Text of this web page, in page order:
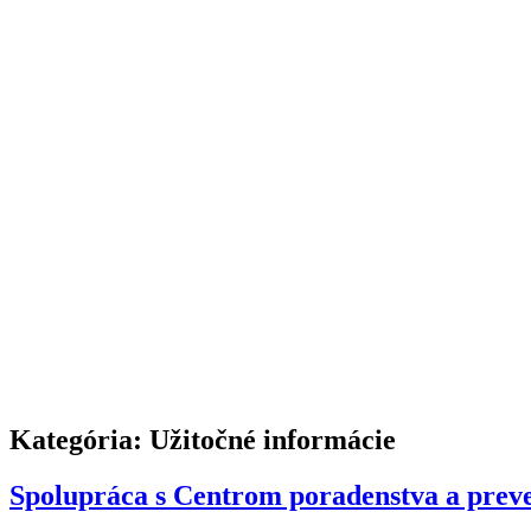
Kategória: Užitočné informácie
Spolupráca s Centrom poradenstva a